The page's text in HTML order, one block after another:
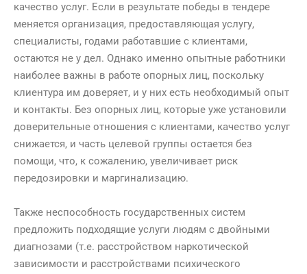
качество услуг. Если в результате победы в тендере
меняется организация, предоставляющая услугу,
специалисты, годами работавшие с клиентами,
остаются не у дел. Однако именно опытные работники
наиболее важны в работе опорных лиц, поскольку
клиентура им доверяет, и у них есть необходимый опыт
и контакты. Без опорных лиц, которые уже установили
доверительные отношения с клиентами, качество услуг
снижается, и часть целевой группы остается без
помощи, что, к сожалению, увеличивает риск
передозировки и маргинализацию.
Также неспособность государственных систем
предложить подходящие услуги людям с двойными
диагнозами (т.е. расстройством наркотической
зависимости и расстройствами психического